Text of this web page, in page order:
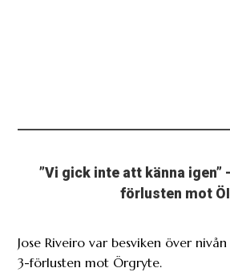
”Vi gick inte att känna igen”
förlusten mot
Jose Riveiro var besviken över
3-förlusten mot Örgryte.